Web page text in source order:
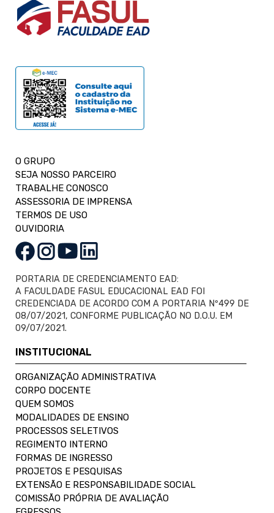
O GRUPO
SEJA NOSSO PARCEIRO
TRABALHE CONOSCO
ASSESSORIA DE IMPRENSA
TERMOS DE USO
OUVIDORIA
PORTARIA DE CREDENCIAMENTO EAD:
A FACULDADE FASUL EDUCACIONAL EAD FOI
CREDENCIADA DE ACORDO COM A PORTARIA Nº499 DE
08/07/2021, CONFORME PUBLICAÇÃO NO D.O.U. EM
09/07/2021.
INSTITUCIONAL
ORGANIZAÇÃO ADMINISTRATIVA
CORPO DOCENTE
QUEM SOMOS
MODALIDADES DE ENSINO
PROCESSOS SELETIVOS
REGIMENTO INTERNO
FORMAS DE INGRESSO
PROJETOS E PESQUISAS
EXTENSÃO E RESPONSABILIDADE SOCIAL
COMISSÃO PRÓPRIA DE AVALIAÇÃO